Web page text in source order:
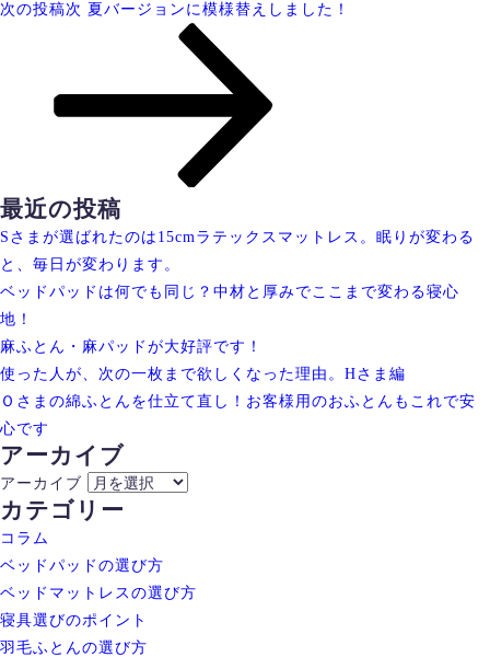
次の投稿次 夏バージョンに模様替えしました！
最近の投稿
Sさまが選ばれたのは15cmラテックスマットレス。眠りが変わる
と、毎日が変わります。
ベッドパッドは何でも同じ？中材と厚みでここまで変わる寝心
地！
麻ふとん・麻パッドが大好評です！
使った人が、次の一枚まで欲しくなった理由。Hさま編
Ｏさまの綿ふとんを仕立て直し！お客様用のおふとんもこれで安
心です
アーカイブ
アーカイブ
カテゴリー
コラム
ベッドパッドの選び方
ベッドマットレスの選び方
寝具選びのポイント
羽毛ふとんの選び方